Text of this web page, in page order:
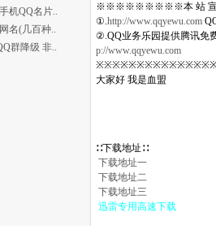
机QQ名片..
名(几百种..
群降级 非..
※※※※※※※※※本 站
①.http://www.qqyewu.com
②.QQ业务乐园提供腾讯免
p://www.qqyewu.com
大家好 我是血盟
∷下载地址∷
下载地址一
下载地址二
下载地址三
迅雷专用高速下载